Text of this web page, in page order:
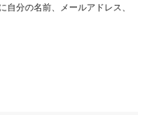
分の名前、メールアドレス、